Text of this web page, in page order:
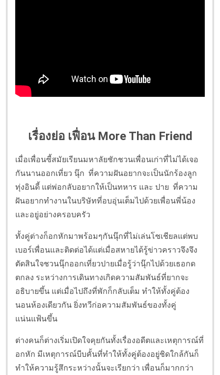
เรื่องย่อ เฟื่อน More Than Friend
เมื่อเพื่อนซี้สมัยเรียนมหาลัยชักชวนเพื่อนเก่าที่ไม่ได้เจอ
กันนานออกเที่ยว นุ๊ก ที่ความฝันอยากจะเป็นนักร้องลูก
ทุ่งอินดี้ แต่พ่อกลับอยากให้เป็นทหาร และ ปาย ที่ความ
ฝันอยากทำงานในบริษัทที่อบอุ่นเต็มไปด้วยเพื่อนพี่น้อง
และอยู่อย่างครอบครัว
ทั้งคู่ต่างก็อกหักมาพร้อมๆกันนุ๊กที่ไม่เล่นโซเชียลแต่พบ
เบอร์เพื่อนและติดต่อได้แต่เมื่อสหายได้รู้ข่าวคราวจึงจึง
ตัดสินใจชวนนุ๊กออกเที่ยวปายเมื่อรู้ว่านุ๊กไปด้วยเธอกด
ตกลง ระหว่างการเดินทางเกิดความสัมพันธ์ที่ยากจะ
อธิบายขึ้น แต่เมื่อไปถึงที่พักก็กลับเต็ม ทำให้ทั้งคู่ต้อง
นอนห้องเดียวกัน ยิ่งทวีก่อความสัมพันธ์ของทั้งคู่
แน่นแฟ้นขึ้น
ต่างคนก็ต่างเริ่มเปิดใจคุยกันทั้งเรื่องอดีตและเหตุการณ์ที่
อกหัก มีเหตุการณ์บีบคั้นที่ทำให้ทั้งคู่ต้องอยู่ชิดใกล้กันก็
ทำให้ความรู้สึกระหว่างนั้นจะเรียกว่า เพื่อนก็มากกว่า